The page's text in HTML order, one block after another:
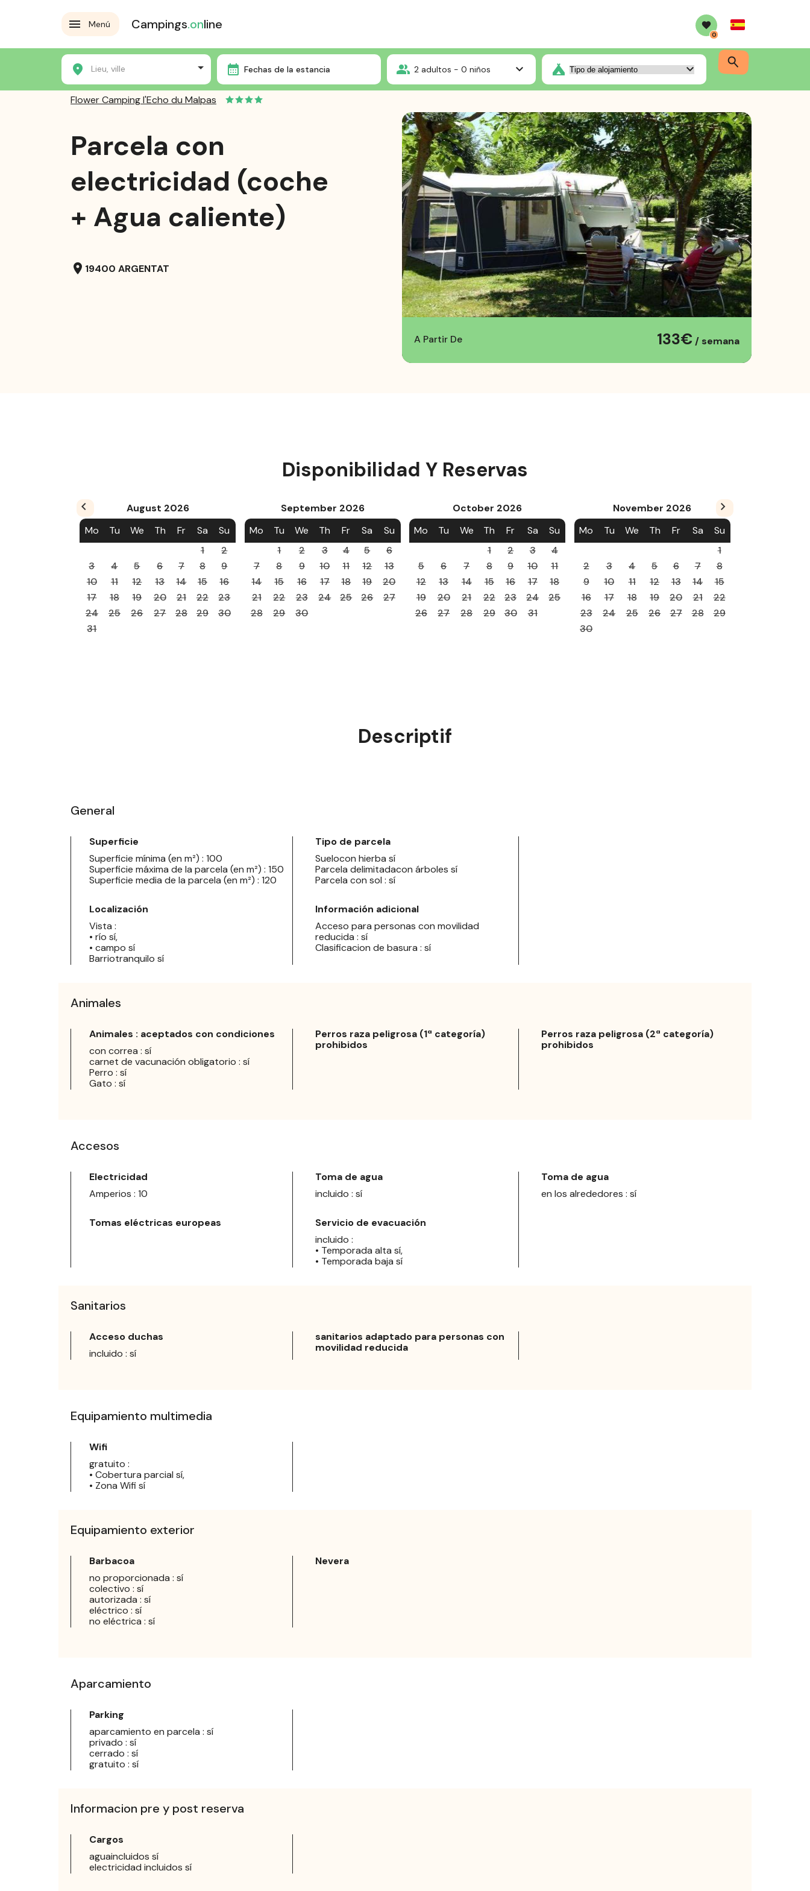
Menú Campings.online
0
Spanish
Lieu, ville Fechas de la estancia 2adultos - 0 niños
Home Los campings Flower Camping l'Echo du Malpas Parcela con electricidad (coche + Agua caliente)
Flower Camping l'Echo du Malpas
Parcela con
electricidad (coche
+ Agua caliente)
location_on 19400 ARGENTAT
A Partir De 133€ / semana
Disponibilidad Y Reservas
August 2026
Mo
Tu We Th Fr Sa
Su
1
2
3
4 5 6 7 8
9
10
11 12 13 14 15
16
17
18 19 20 21 22
23
24
25 26 27 28 29
30
31
September 2026
Mo
Tu We Th Fr Sa
Su
1
2 3 4 5
6
7
8 9 10 11 12
13
14
15 16 17 18 19
20
21
22 23 24 25 26
27
28
29 30
October 2026
Mo
Tu We Th Fr Sa
Su
1
2 3
4
5
6 7 8 9 10
11
12
13 14 15 16 17
18
19
20 21 22 23 24
25
26
27 28 29 30 31
November 2026
Mo
Tu We Th Fr Sa
Su
1
2
3 4 5 6 7
8
9
10 11 12 13 14
15
16
17 18 19 20 21
22
23
24 25 26 27 28
29
30
Descriptif
General
Superficie
Superficie mínima (en m²) : 100
Superficie máxima de la parcela (en m²) : 150
Superficie media de la parcela (en m²) : 120
Localización
Vista :
• río sí,
• campo sí
Barriotranquilo sí
Tipo de parcela
Suelocon hierba sí
Parcela delimitadacon árboles sí
Parcela con sol : sí
Información adicional
Acceso para personas con movilidad
reducida : sí
Clasificacion de basura : sí
Animales
Animales : aceptados con condiciones
con correa : sí
carnet de vacunación obligatorio : sí
Perro : sí
Gato : sí
Perros raza peligrosa (1ª categoría)
prohibidos
Perros raza peligrosa (2ª categoría)
prohibidos
Accesos
Electricidad
Amperios : 10
Tomas eléctricas europeas
Toma de agua
incluido : sí
Servicio de evacuación
incluido :
• Temporada alta sí,
• Temporada baja sí
Toma de agua
en los alrededores : sí
Sanitarios
Acceso duchas
incluido : sí
sanitarios adaptado para personas con
movilidad reducida
Equipamiento multimedia
Wifi
gratuito :
• Cobertura parcial sí,
• Zona Wifi sí
Equipamiento exterior
Barbacoa
no proporcionada : sí
colectivo : sí
autorizada : sí
eléctrico : sí
no eléctrica : sí
Nevera
Aparcamiento
Parking
aparcamiento en parcela : sí
privado : sí
cerrado : sí
gratuito : sí
Informacion pre y post reserva
Cargos
aguaincluidos sí
electricidad incluidos sí